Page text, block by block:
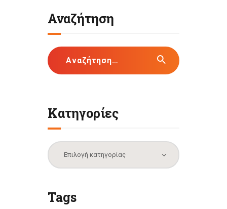
Αναζήτηση
Αναζήτηση
για:
Κατηγορίες
Κατηγορίες
Tags